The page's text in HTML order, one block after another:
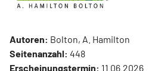
Autoren: Bolton, A. Hamilton
Seitenanzahl: 448
Erscheinungstermin: 11.06.2026